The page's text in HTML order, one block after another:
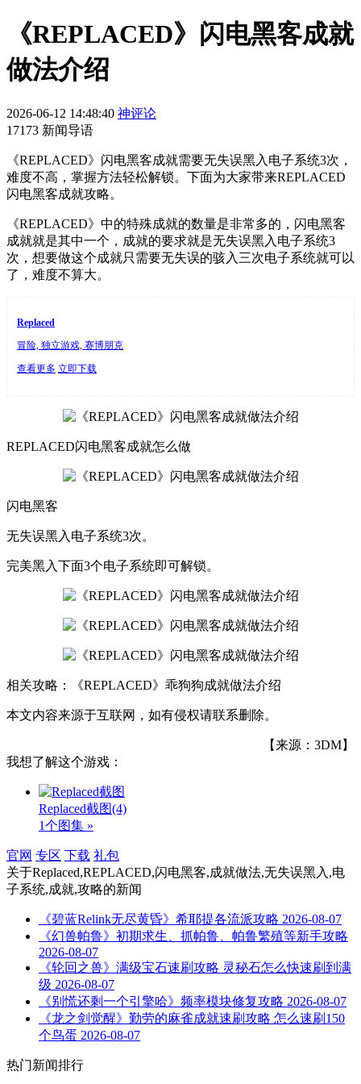
《REPLACED》闪电黑客成就
做法介绍
2026-06-12 14:48:40 神评论
17173 新闻导语
《REPLACED》闪电黑客成就需要无失误黑入电子系统3次，
难度不高，掌握方法轻松解锁。下面为大家带来REPLACED
闪电黑客成就攻略。
《REPLACED》中的特殊成就的数量是非常多的，闪电黑客
成就就是其中一个，成就的要求就是无失误黑入电子系统3
次，想要做这个成就只需要无失误的骇入三次电子系统就可以
了，难度不算大。
Replaced
冒险, 独立游戏, 赛博朋克
查看更多 立即下载
REPLACED闪电黑客成就怎么做
闪电黑客
无失误黑入电子系统3次。
完美黑入下面3个电子系统即可解锁。
相关攻略：《REPLACED》乖狗狗成就做法介绍
本文内容来源于互联网，如有侵权请联系删除。
【来源：3DM】
我想了解这个游戏：
Replaced截图(4)
1个图集 »
官网 专区 下载 礼包
关于Replaced,REPLACED,闪电黑客,成就做法,无失误黑入,电
子系统,成就,攻略的新闻
《碧蓝Relink无尽黄昏》希耶提各流派攻略 2026-08-07
《幻兽帕鲁》初期求生、抓帕鲁、帕鲁繁殖等新手攻略
2026-08-07
《轮回之兽》满级宝石速刷攻略 灵秘石怎么快速刷到满
级 2026-08-07
《别慌还剩一个引擎哈》频率模块修复攻略 2026-08-07
《龙之剑觉醒》勤劳的麻雀成就速刷攻略 怎么速刷150
个鸟蛋 2026-08-07
热门新闻排行